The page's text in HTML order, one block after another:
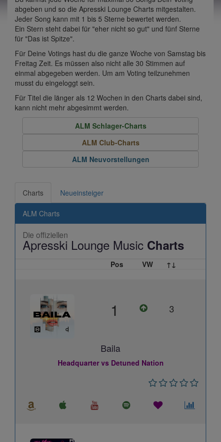
abgeben und so die Apresski Lounge Charts mitgestalten.
Jeder Song kann mit 1 bis 5 Sterne bewertet werden.
Ein Stern steht dabei für "eher nicht so gut" und fünf Sterne
für "Das ist Spitze".
Für Deine Votings hast du die ganze Woche von Samstag bis
Freitag Zeit. Es müssen also nicht alle 30 Stimmen auf
einmal abgegeben werden. Um am Voting teilzunehmen
musst du eingeloggt sein.
Für Titel die länger als 12 Wochen in den Charts dabei sind,
kann nicht mehr abgesimmt werden.
ALM Schlager-Charts
ALM Club-Charts
ALM Neuvorstellungen
Charts Neueinsteiger
ALM Charts
Die offiziellen
Apresski Lounge Music Charts
Pos VW ↑↓
1 3
Baila
Headquarter vs Detuned Nation